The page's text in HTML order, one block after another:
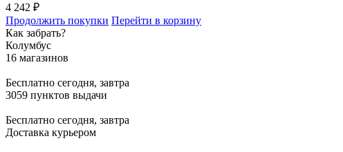
4 242 ₽
Продолжить покупки Перейти в корзину
Как забрать?
Колумбус
16 магазинов
Бесплатно сегодня, завтра
3059 пунктов выдачи
Бесплатно сегодня, завтра
Доставка курьером